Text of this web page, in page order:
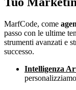
MarfCode, come
passo con le ultime
strumenti avanzati e
successo.
Intelligenza